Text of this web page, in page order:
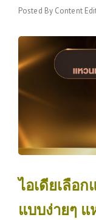
Posted By Content
ไอเดียเลือ
แบบง่ายๆ แ